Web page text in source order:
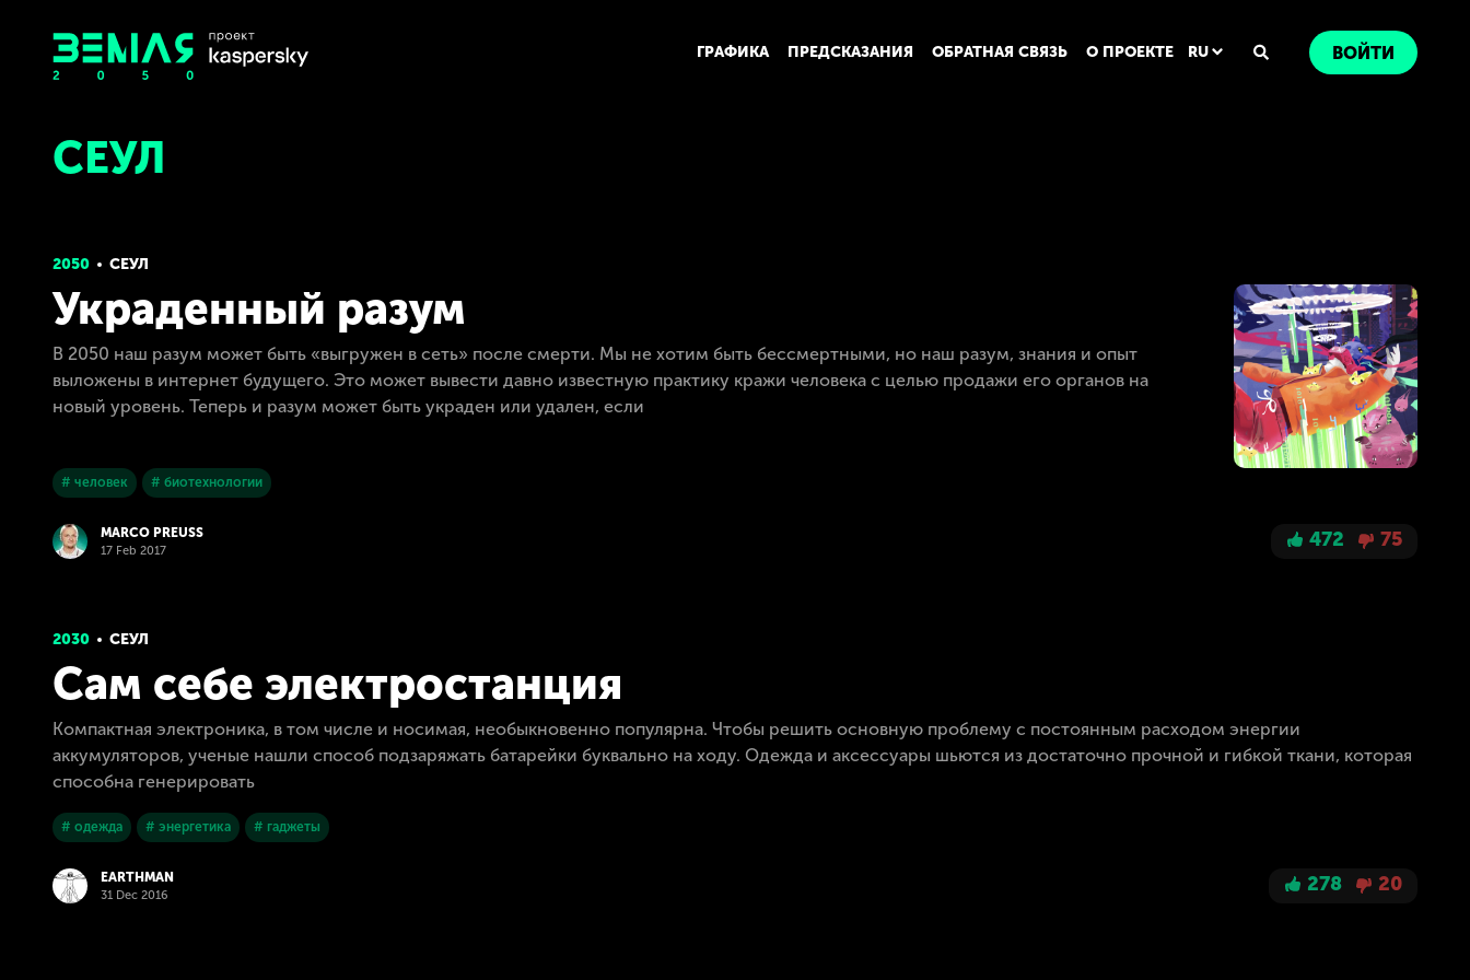
ГРАФИКА ПРЕДСКАЗАНИЯ ОБРАТНАЯ СВЯЗЬ О ПРОЕКТЕ RU ВОЙТИ
СЕУЛ
2050 СЕУЛ
Украденный разум
В 2050 наш разум может быть «выгружен в сеть» после смерти. Мы не хотим быть бессмертными, но наш разум, знания и опыт
выложены в интернет будущего. Это может вывести давно известную практику кражи человека с целью продажи его органов на
новый уровень. Теперь и разум может быть украден или удален, если
# человек # биотехнологии
MARCO PREUSS
17 Feb 2017 472 75
2030 СЕУЛ
Сам себе электростанция
Компактная электроника, в том числе и носимая, необыкновенно популярна. Чтобы решить основную проблему с постоянным расходом энергии
аккумуляторов, ученые нашли способ подзаряжать батарейки буквально на ходу. Одежда и аксессуары шьются из достаточно прочной и гибкой ткани, которая
способна генерировать
# одежда # энергетика # гаджеты
EARTHMAN
31 Dec 2016 278 20